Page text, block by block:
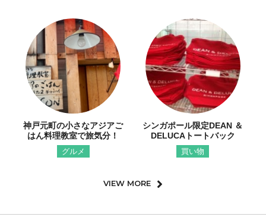
神戸元町の小さなアジアご
はん料理教室で旅気分！
グルメ
シンガポール限定DEAN ＆
DELUCAトートバック
買い物
VIEW MORE